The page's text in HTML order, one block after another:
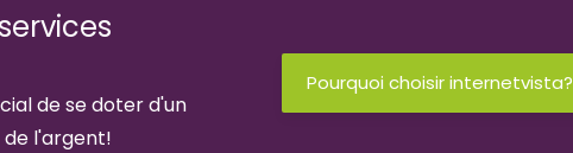
de se doter d'un
de l'argent!
Pourquoi choisir internetvista?